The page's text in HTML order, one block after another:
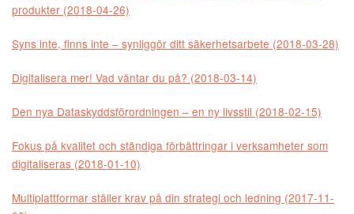
produkter (2018-04-26)
Syns inte, finns inte – synliggör ditt säkerhetsarbete (2018-03-28)
Digitalisera mer! Vad väntar du på? (2018-03-14)
Den nya Dataskyddsförordningen – en ny livsstil (2018-02-15)
Fokus på kvalitet och ständiga förbättringar i verksamheter som
digitaliseras (2018-01-10)
Multiplattformar ställer krav på din strategi och ledning (2017-11-